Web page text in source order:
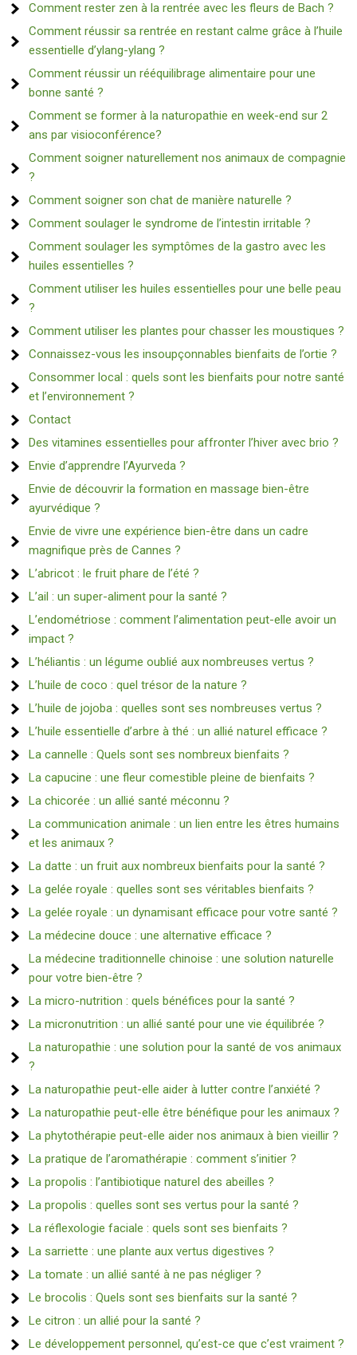
Comment rester zen à la rentrée avec les fleurs de Bach ?
Comment réussir sa rentrée en restant calme grâce à l’huile
essentielle d’ylang-ylang ?
Comment réussir un rééquilibrage alimentaire pour une
bonne santé ?
Comment se former à la naturopathie en week-end sur 2
ans par visioconférence?
Comment soigner naturellement nos animaux de compagnie
?
Comment soigner son chat de manière naturelle ?
Comment soulager le syndrome de l’intestin irritable ?
Comment soulager les symptômes de la gastro avec les
huiles essentielles ?
Comment utiliser les huiles essentielles pour une belle peau
?
Comment utiliser les plantes pour chasser les moustiques ?
Connaissez-vous les insoupçonnables bienfaits de l’ortie ?
Consommer local : quels sont les bienfaits pour notre santé
et l’environnement ?
Contact
Des vitamines essentielles pour affronter l’hiver avec brio ?
Envie d’apprendre l’Ayurveda ?
Envie de découvrir la formation en massage bien-être
ayurvédique ?
Envie de vivre une expérience bien-être dans un cadre
magnifique près de Cannes ?
L’abricot : le fruit phare de l’été ?
L’ail : un super-aliment pour la santé ?
L’endométriose : comment l’alimentation peut-elle avoir un
impact ?
L’héliantis : un légume oublié aux nombreuses vertus ?
L’huile de coco : quel trésor de la nature ?
L’huile de jojoba : quelles sont ses nombreuses vertus ?
L’huile essentielle d’arbre à thé : un allié naturel efficace ?
La cannelle : Quels sont ses nombreux bienfaits ?
La capucine : une fleur comestible pleine de bienfaits ?
La chicorée : un allié santé méconnu ?
La communication animale : un lien entre les êtres humains
et les animaux ?
La datte : un fruit aux nombreux bienfaits pour la santé ?
La gelée royale : quelles sont ses véritables bienfaits ?
La gelée royale : un dynamisant efficace pour votre santé ?
La médecine douce : une alternative efficace ?
La médecine traditionnelle chinoise : une solution naturelle
pour votre bien-être ?
La micro-nutrition : quels bénéfices pour la santé ?
La micronutrition : un allié santé pour une vie équilibrée ?
La naturopathie : une solution pour la santé de vos animaux
?
La naturopathie peut-elle aider à lutter contre l’anxiété ?
La naturopathie peut-elle être bénéfique pour les animaux ?
La phytothérapie peut-elle aider nos animaux à bien vieillir ?
La pratique de l’aromathérapie : comment s’initier ?
La propolis : l’antibiotique naturel des abeilles ?
La propolis : quelles sont ses vertus pour la santé ?
La réflexologie faciale : quels sont ses bienfaits ?
La sarriette : une plante aux vertus digestives ?
La tomate : un allié santé à ne pas négliger ?
Le brocolis : Quels sont ses bienfaits sur la santé ?
Le citron : un allié pour la santé ?
Le développement personnel, qu’est-ce que c’est vraiment ?